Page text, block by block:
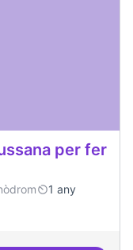
per fer
1 any